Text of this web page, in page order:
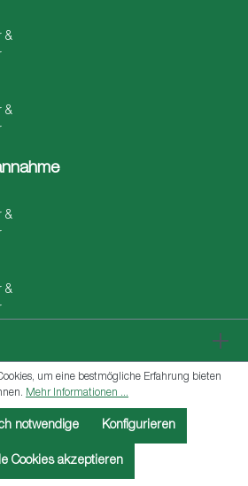
&
&
&
&
GmbH
um eine bestmögliche Erfahrung bieten
Mehr Informationen ...
notwendige Konfigurieren
Cookies akzeptieren